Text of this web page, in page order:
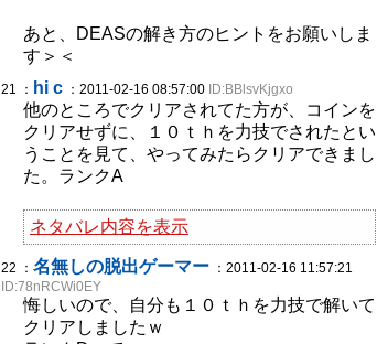
あと、DEASの解き方のヒントをお願いしま
す＞＜
21 ： hi c ：2011-02-16 08:57:00 ID:BBlsvKjgxo
他のところでクリアされてた方が、コインを
クリアせずに、１０ｔｈを力技でされたとい
うことを見て、やってみたらクリアできまし
た。ランクA
ネタバレ内容を表示
22 ： 名無しの脱出ゲーマー ：2011-02-16 11:57:21
ID:78nRCWi0EY
悔しいので、自分も１０ｔｈを力技で解いて
クリアしましたｗ